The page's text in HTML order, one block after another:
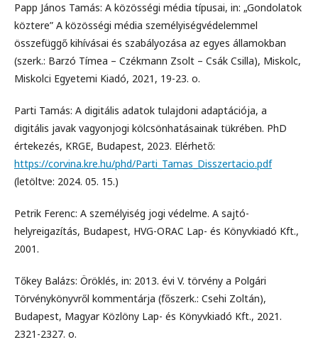
Papp János Tamás: A közösségi média típusai, in: „Gondolatok
köztere” A közösségi média személyiségvédelemmel
összefüggő kihívásai és szabályozása az egyes államokban
(szerk.: Barzó Tímea – Czékmann Zsolt – Csák Csilla), Miskolc,
Miskolci Egyetemi Kiadó, 2021, 19-23. o.
Parti Tamás: A digitális adatok tulajdoni adaptációja, a
digitális javak vagyonjogi kölcsönhatásainak tükrében. PhD
értekezés, KRGE, Budapest, 2023. Elérhető:
https://corvina.kre.hu/phd/Parti_Tamas_Disszertacio.pdf
(letöltve: 2024. 05. 15.)
Petrik Ferenc: A személyiség jogi védelme. A sajtó-
helyreigazítás, Budapest, HVG-ORAC Lap- és Könyvkiadó Kft.,
2001.
Tőkey Balázs: Öröklés, in: 2013. évi V. törvény a Polgári
Törvénykönyvről kommentárja (főszerk.: Csehi Zoltán),
Budapest, Magyar Közlöny Lap- és Könyvkiadó Kft., 2021.
2321-2327. o.